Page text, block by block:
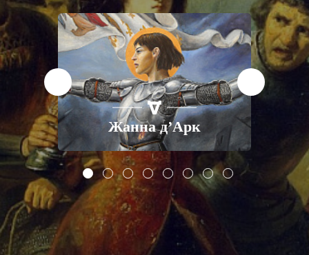
ЕГЭ ЕВРОПА XV ВЕК
Жанна д’Арк